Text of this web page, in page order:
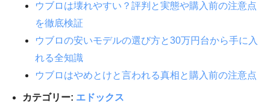
ウブロは壊れやすい？評判と実態や購入前の注意点
を徹底検証
ウブロの安いモデルの選び方と30万円台から手に入
れる全知識
ウブロはやめとけと言われる真相と購入前の注意点
カテゴリー: エドックス